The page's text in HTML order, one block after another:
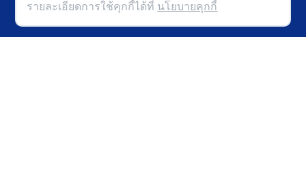
รายละเอียดการใช้คุกกี้ได้ที่ นโยบายคุกกี้
๑๐๒๑๐